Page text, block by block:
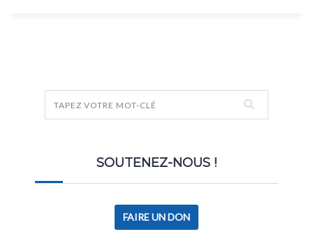
SOUTENEZ-NOUS !
FAIRE UN DON